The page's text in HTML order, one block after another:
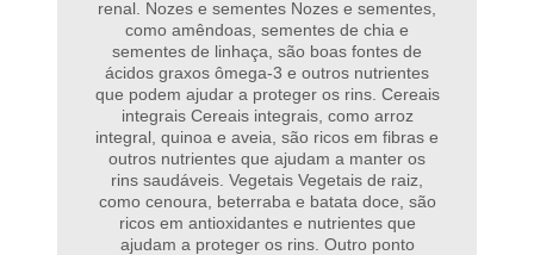
renal. Nozes e sementes Nozes e sementes,
como amêndoas, sementes de chia e
sementes de linhaça, são boas fontes de
ácidos graxos ômega-3 e outros nutrientes
que podem ajudar a proteger os rins. Cereais
integrais Cereais integrais, como arroz
integral, quinoa e aveia, são ricos em fibras e
outros nutrientes que ajudam a manter os
rins saudáveis. Vegetais Vegetais de raiz,
como cenoura, beterraba e batata doce, são
ricos em antioxidantes e nutrientes que
ajudam a proteger os rins. Outro ponto